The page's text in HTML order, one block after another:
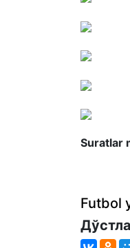
Suratlar
Futbol